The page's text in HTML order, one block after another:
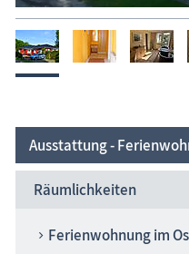
Ausstattung -
Räumlichkeiten
Ferienwohnung im